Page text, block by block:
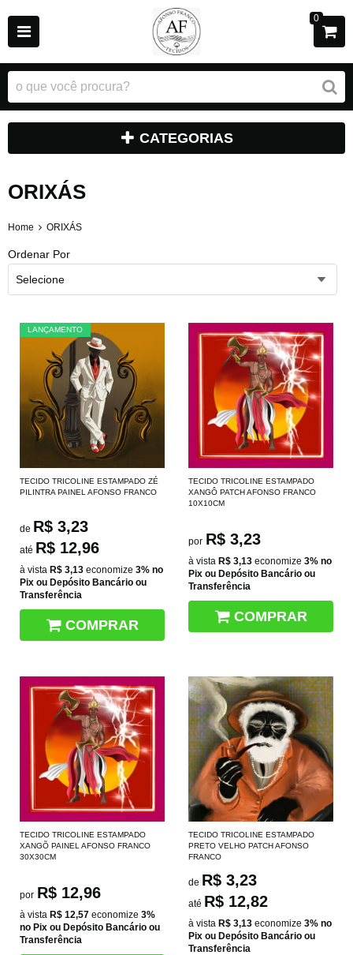
0
CATEGORIAS
ORIXÁS
Home ORIXÁS
Ordenar Por
Selecione
LANÇAMENTO
TECIDO TRICOLINE ESTAMPADO ZÉ
PILINTRA PAINEL AFONSO FRANCO
de R$ 3,23
até R$ 12,96
à vista R$ 3,13 economize 3% no
Pix ou Depósito Bancário ou
Transferência
COMPRAR
TECIDO TRICOLINE ESTAMPADO
XANGÔ PATCH AFONSO FRANCO
10X10CM
por R$ 3,23
à vista R$ 3,13 economize 3% no
Pix ou Depósito Bancário ou
Transferência
COMPRAR
TECIDO TRICOLINE ESTAMPADO
XANGÕ PAINEL AFONSO FRANCO
30X30CM
por R$ 12,96
à vista R$ 12,57 economize 3%
no Pix ou Depósito Bancário ou
Transferência
TECIDO TRICOLINE ESTAMPADO
PRETO VELHO PATCH AFONSO
FRANCO
de R$ 3,23
até R$ 12,82
à vista R$ 3,13 economize 3% no
Pix ou Depósito Bancário ou
Transferência